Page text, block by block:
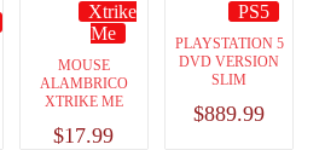
Xtrike
Me
MOUSE
ALAMBRICO
XTRIKE ME
$17.99
PS5
PLAYSTATION 5
DVD VERSION
SLIM
$889.99